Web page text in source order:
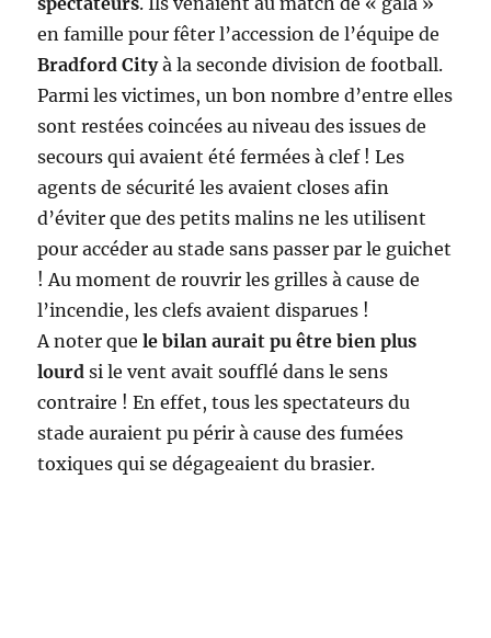
en famille pour fêter l’accession de l’équipe de
Bradford Cityà la seconde division de football.
Parmi les victimes, un bon nombre d’entre elles
sont restées coincées au niveau des issues de
secours qui avaient été fermées à clef ! Les
agents de sécurité les avaient closes afin
d’éviter que des petits malins ne les utilisent
pour accéder au stade sans passer par le guichet
! Au moment de rouvrir les grilles à cause de
l’incendie, les clefs avaient disparues !
A noter quele bilan aurait pu être bien plus
lourdsi le vent avait soufflé dans le sens
contraire ! En effet, tous les spectateurs du
stade auraient pu périr à cause des fumées
toxiques qui se dégageaient du brasier.